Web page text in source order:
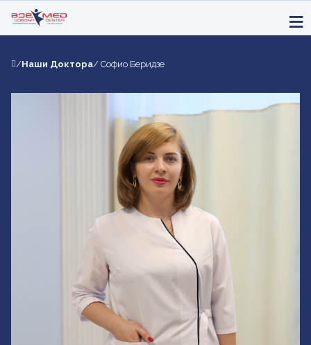
/Наши Доктора/ Софио Беридзе